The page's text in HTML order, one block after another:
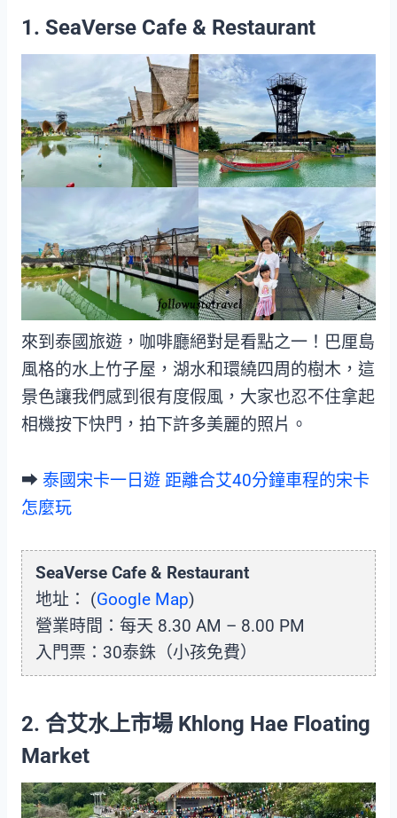
1. SeaVerse Cafe & Restaurant
來到泰國旅遊，咖啡廳絕對是看點之一！巴厘島
風格的水上竹子屋，湖水和環繞四周的樹木，這
景色讓我們感到很有度假風，大家也忍不住拿起
相機按下快門，拍下許多美麗的照片。
➡︎ 泰國宋卡一日遊 距離合艾40分鐘車程的宋卡
怎麼玩
SeaVerse Cafe & Restaurant
地址： (Google Map)
營業時間：每天 8.30 AM – 8.00 PM
入門票：30泰銖（小孩免費）
2. 合艾水上市場 Khlong Hae Floating
Market